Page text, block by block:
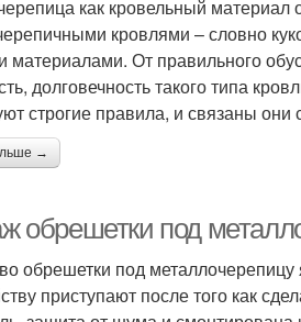
как кровельный материал
кровлями – словно
материалами. От правильного
долговечность такого типа
строгие правила, и связаны они
→
обрешетки под
обрешетки под
приступают после того как